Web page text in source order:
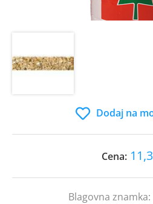
Dodaj na
Cena:
Blagovna znamka: